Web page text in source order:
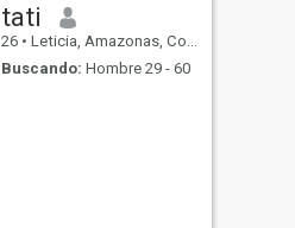
tati
26 • Leticia, Amazonas, Colombia
Buscando: Hombre 29 - 60